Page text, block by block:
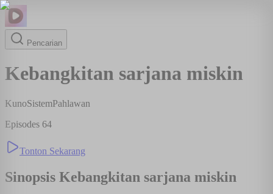
Pencarian
Kebangkitan sarjana miskin
KunoSistemPahlawan
Episodes 64
Tonton Sekarang
Sinopsis Kebangkitan sarjana miskin